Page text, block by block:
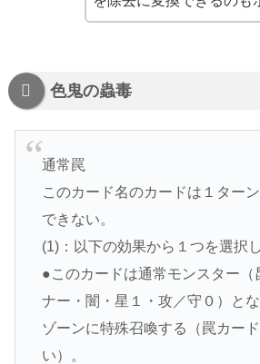
色鬼の蟲毒
通常罠
このカード名のカードは１ター
できない。
(1)：以下の効果から１つを選択
●このカードは通常モンスター（
ナー・闇・星１・攻／守０）と
ゾーンに特殊召喚する（罠カー
い）。